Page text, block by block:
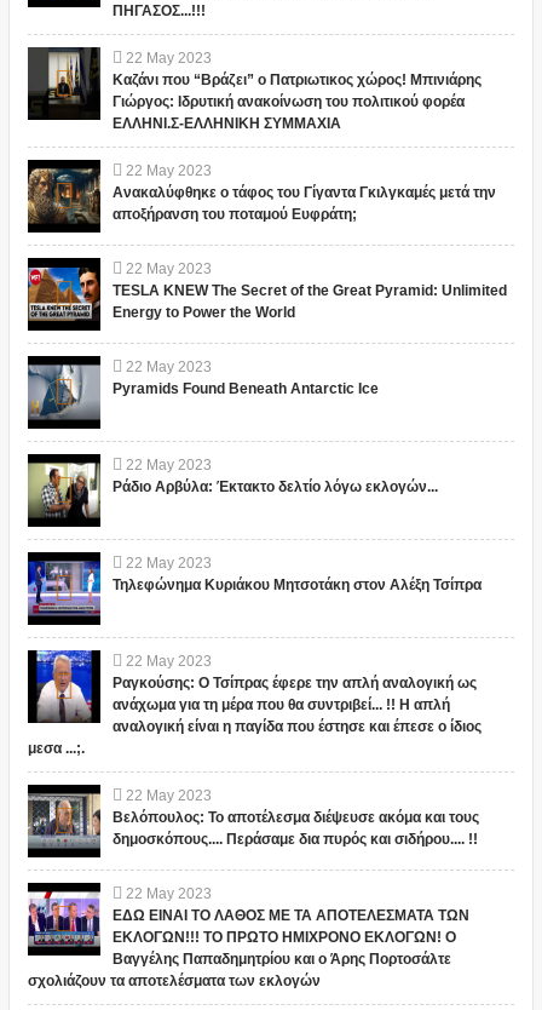
ΠΗΓΑΣΟΣ...!!!
22 May 2023
Καζάνι που “Βράζει” ο Πατριωτικος χώρος! Μπινιάρης
Γιώργος: Ιδρυτική ανακοίνωση του πολιτικού φορέα
ΕΛΛΗΝΙ.Σ-ΕΛΛΗΝΙΚΗ ΣΥΜΜΑΧΙΑ
22 May 2023
Ανακαλύφθηκε ο τάφος του Γίγαντα Γκιλγκαμές μετά την
αποξήρανση του ποταμού Ευφράτη;
22 May 2023
TESLA KNEW The Secret of the Great Pyramid: Unlimited
Energy to Power the World
22 May 2023
Pyramids Found Beneath Antarctic Ice
22 May 2023
Ράδιο Αρβύλα: Έκτακτο δελτίο λόγω εκλογών...
22 May 2023
Τηλεφώνημα Κυριάκου Μητσοτάκη στον Αλέξη Τσίπρα
22 May 2023
Ραγκούσης: Ο Τσίπρας έφερε την απλή αναλογική ως
ανάχωμα για τη μέρα που θα συντριβεί... !! Η απλή
αναλογική είναι η παγίδα που έστησε και έπεσε ο ίδιος
μεσα ...;.
22 May 2023
Βελόπουλος: Το αποτέλεσμα διέψευσε ακόμα και τους
δημοσκόπους.... Περάσαμε δια πυρός και σιδήρου.... !!
22 May 2023
ΕΔΩ ΕΙΝΑΙ ΤΟ ΛΑΘΟΣ ΜΕ ΤΑ ΑΠΟΤΕΛΕΣΜΑΤΑ ΤΩΝ
ΕΚΛΟΓΩΝ!!! ΤΟ ΠΡΩΤΟ ΗΜΙΧΡΟΝΟ ΕΚΛΟΓΩΝ! Ο
Βαγγέλης Παπαδημητρίου και ο Άρης Πορτοσάλτε
σχολιάζουν τα αποτελέσματα των εκλογών